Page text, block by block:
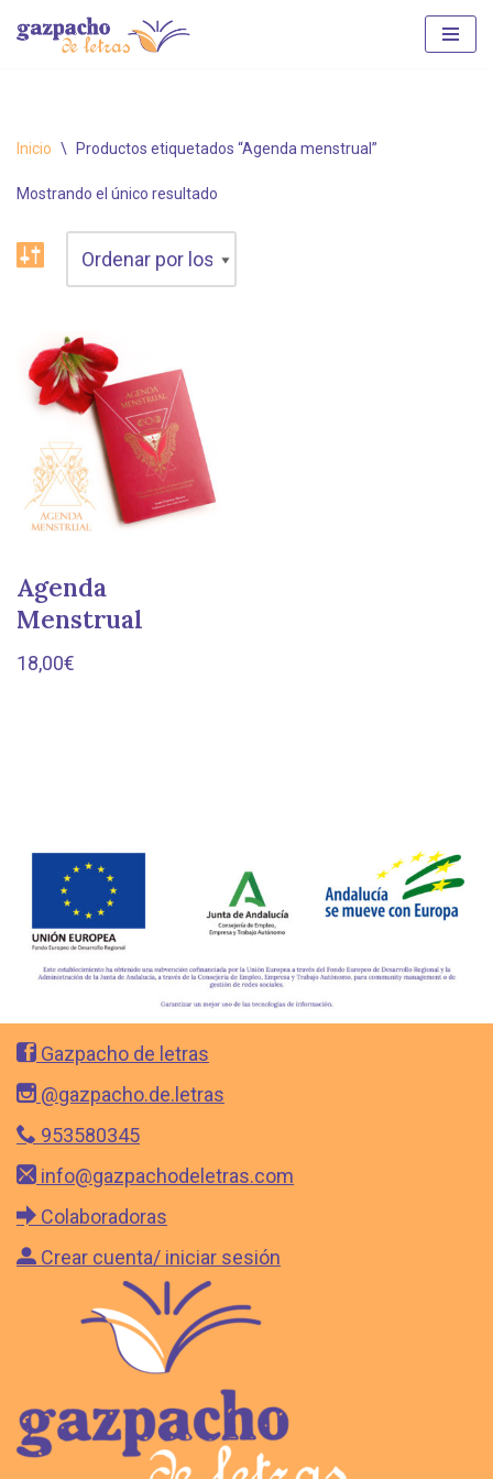
Inicio \ Productos etiquetados “Agenda menstrual”
Mostrando el único resultado
Agenda
Menstrual
18,00€
Gazpacho de letras
@gazpacho.de.letras
953580345
info@gazpachodeletras.com
Colaboradoras
Crear cuenta/ iniciar sesión